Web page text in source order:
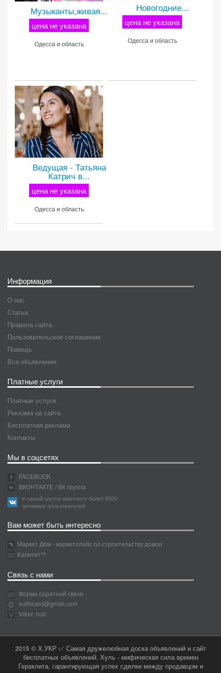
Музыканты,живая...
цена не указана
Одесса и область
Новогодние...
цена не указана
Одесса и область
Ведущая - Татьяна
Катрич в...
цена не указана
Одесса и область
Информация
О нас
Статьи
Правила сайта
Пользовательское соглашение
Помощь
Все объявления
Платные услуги
Платные услуги
Реклама на сайте
Бесплатная реклама
Контакты
Мы в соцсетях
FACEBOOK
ВКОНТАКТЕ / ВК группа
в нашей группе вконтакте более 6000
активных пользователей
Вам может быть интересно
Маркет Дом - маркетплейс по строительству домов
Karamel™
Связь с нами
Форма обратной связи
xullboard@gmail.com
Viber: hull
2015 © Х.УКР ✅ Самая дружелюбная доска объявлений и сайт
бесплатных объявлений. Хуль - мифическая сила времен
Гераклита, гарантирующая успех сделки между продавцом и